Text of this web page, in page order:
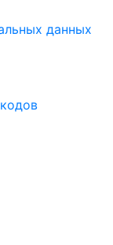
данных